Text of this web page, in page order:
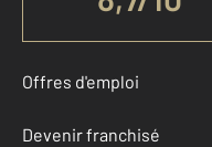
Offres d'emploi
Devenir franchisé